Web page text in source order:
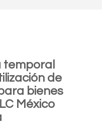
temporal
de
bienes
México